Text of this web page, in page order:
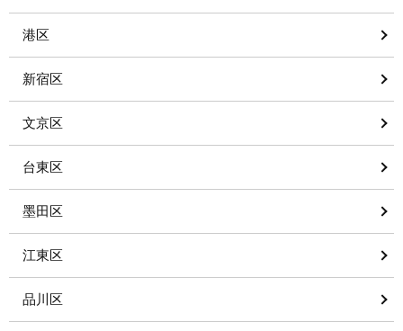
港区
新宿区
文京区
台東区
墨田区
江東区
品川区